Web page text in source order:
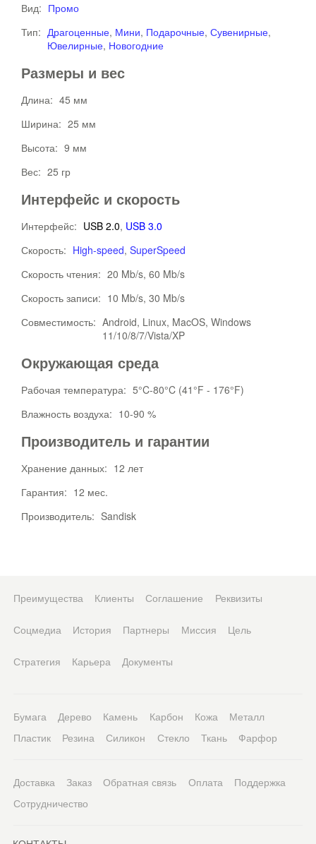
Вид: Промо
Тип: Драгоценные, Мини, Подарочные, Сувенирные,
Ювелирные, Новогодние
Размеры и вес
Длина: 45 мм
Ширина: 25 мм
Высота: 9 мм
Вес: 25 гр
Интерфейс и скорость
Интерфейс: USB 2.0, USB 3.0
Скорость: High-speed, SuperSpeed
Скорость чтения: 20 Mb/s, 60 Mb/s
Скорость записи: 10 Mb/s, 30 Mb/s
Совместимость: Android, Linux, MacOS, Windows
11/10/8/7/Vista/XP
Окружающая среда
Рабочая температура: 5°C-80°C (41°F - 176°F)
Влажность воздуха: 10-90 %
Производитель и гарантии
Хранение данных: 12 лет
Гарантия: 12 мес.
Производитель: Sandisk
Преимущества Клиенты Соглашение Реквизиты
Соцмедиа История Партнеры Миссия Цель
Стратегия Карьера Документы
Бумага Дерево Камень Карбон Кожа
Металл
Пластик
Резина Силикон Стекло Ткань Фарфор
Доставка Заказ Обратная связь Оплата
Поддержка
Сотрудничество